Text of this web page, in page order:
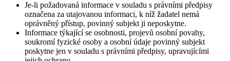
Je-li požadovaná informace v souladu s právními předpisy
označena za utajovanou informaci, k níž žadatel nemá
oprávněný přístup, povinný subjekt ji neposkytne.
Informace týkající se osobnosti, projevů osobní povahy,
soukromí fyzické osoby a osobní údaje povinný subjekt
poskytne jen v souladu s právními předpisy, upravujícími